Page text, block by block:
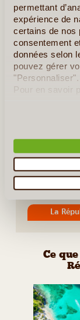
permettant
expérience de
certains de nos
consentement
données selon
pouvez gérer
"Personnaliser".
Pour en savoir
Ce voyage
vous
des clichés.
une
Ce